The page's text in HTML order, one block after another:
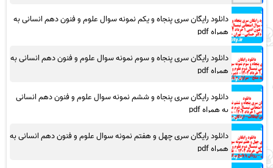
دانلود رایگان سری پنجاه و یکم نمونه سوال علوم و فنون دهم انسانی به
همراه pdf
دانلود رایگان سری پنجاه و سوم نمونه سوال علوم و فنون دهم انسانی به
همراه pdf
دانلود رایگان سری پنجاه و ششم نمونه سوال علوم و فنون دهم انسانی
به همراه pdf
دانلود رایگان سری چهل و هفتم نمونه سوال علوم و فنون دهم انسانی به
همراه pdf